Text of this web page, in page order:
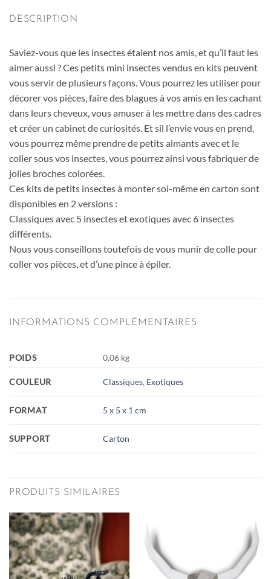
DESCRIPTION
Saviez-vous que les insectes étaient nos amis, et qu’il faut les
aimer aussi ? Ces petits mini insectes vendus en kits peuvent
vous servir de plusieurs façons. Vous pourrez les utiliser pour
décorer vos pièces, faire des blagues à vos amis en les cachant
dans leurs cheveux, vous amuser à les mettre dans des cadres
et créer un cabinet de curiosités. Et sil l’envie vous en prend,
vous pourrez même prendre de petits aimants avec et le
coller sous vos insectes, vous pourrez ainsi vous fabriquer de
jolies broches colorées.
Ces kits de petits insectes à monter soi-même en carton sont
disponibles en 2 versions :
Classiques avec 5 insectes et exotiques avec 6 insectes
différents.
Nous vous conseillons toutefois de vous munir de colle pour
coller vos pièces, et d’une pince à épiler.
INFORMATIONS COMPLÉMENTAIRES
POIDS 0,06 kg
COULEUR Classiques, Exotiques
FORMAT 5 x 5 x 1 cm
SUPPORT Carton
PRODUITS SIMILAIRES